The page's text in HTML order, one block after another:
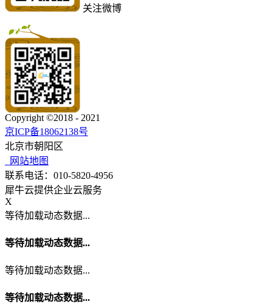
关注微博
Copyright ©2018 - 2021
京ICP备18062138号
北京市朝阳区
网站地图
联系电话：010-5820-4956
犀牛云提供企业云服务
X
等待加载动态数据...
等待加载动态数据...
等待加载动态数据...
等待加载动态数据...